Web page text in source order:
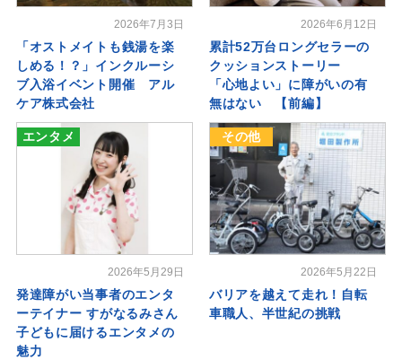
2026年7月3日
「オストメイトも銭湯を楽
しめる！？」インクルーシ
ブ入浴イベント開催 アル
ケア株式会社
2026年6月12日
累計52万台ロングセラーの
クッションストーリー
「心地よい」に障がいの有
無はない 【前編】
エンタメ
2026年5月29日
発達障がい当事者のエンタ
ーテイナー すがなるみさん
子どもに届けるエンタメの
魅力
その他
2026年5月22日
バリアを越えて走れ！自転
車職人、半世紀の挑戦